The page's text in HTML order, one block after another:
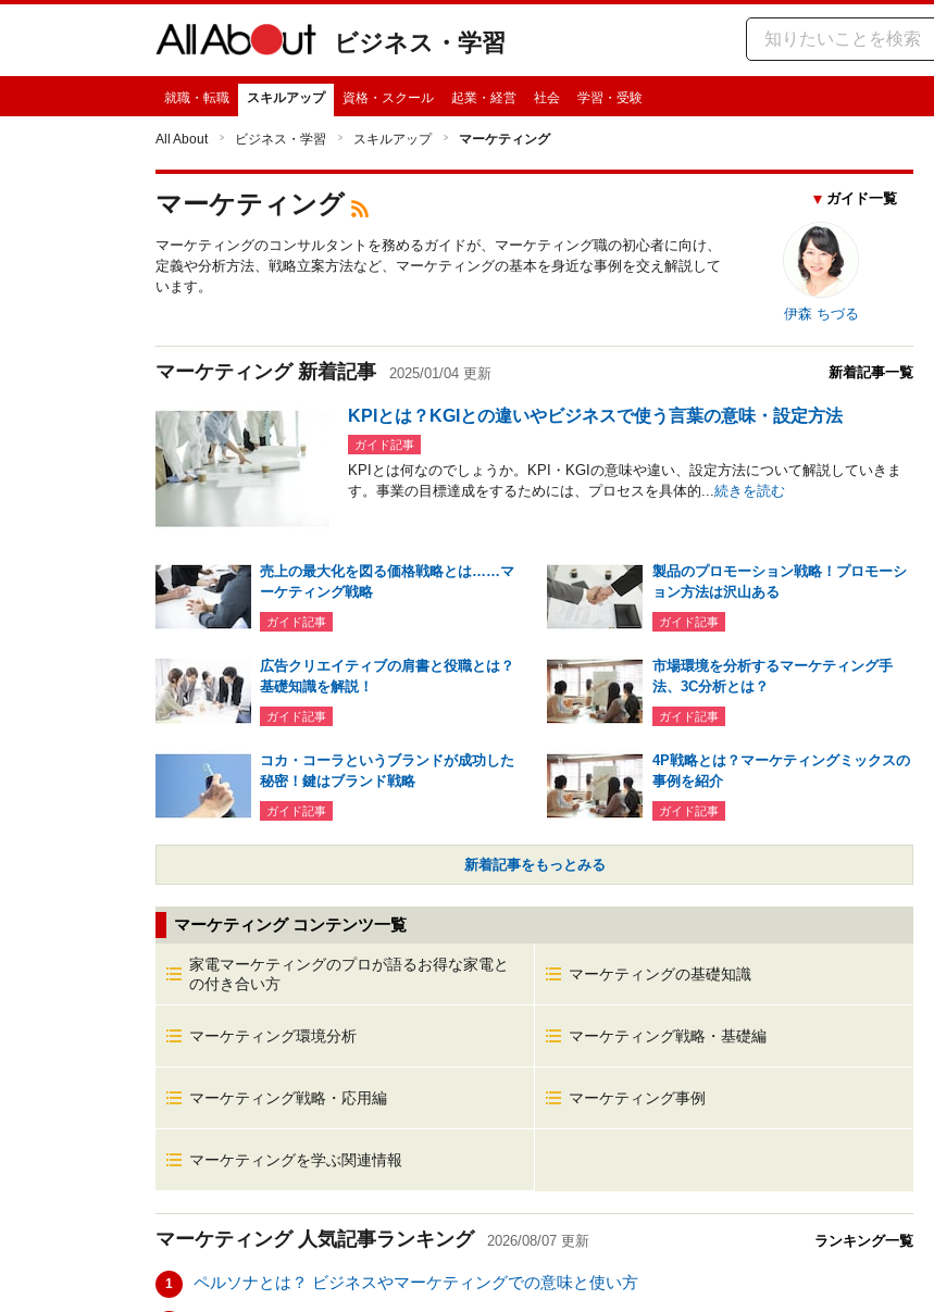
ビジネス・学習
就職・転職 スキルアップ 資格・スクール 起業・経営 社会 学習・受験
All About ビジネス・学習 スキルアップ マーケティング
マーケティング
マーケティングのコンサルタントを務めるガイドが、マーケティング職の初心者に向け、
定義や分析方法、戦略立案方法など、マーケティングの基本を身近な事例を交え解説して
います。
ガイド一覧
伊森 ちづる
マーケティング 新着記事 2025/01/04 更新 新着記事一覧
KPIとは？KGIとの違いやビジネスで使う言葉の意味・設定方法
ガイド記事
KPIとは何なのでしょうか。KPI・KGIの意味や違い、設定方法について解説していきま
す。事業の目標達成をするためには、プロセスを具体的...続きを読む
売上の最大化を図る価格戦略とは……マ
ーケティング戦略
ガイド記事
製品のプロモーション戦略！プロモーシ
ョン方法は沢山ある
ガイド記事
広告クリエイティブの肩書と役職とは？
基礎知識を解説！
ガイド記事
市場環境を分析するマーケティング手
法、3C分析とは？
ガイド記事
コカ・コーラというブランドが成功した
秘密！鍵はブランド戦略
ガイド記事
4P戦略とは？マーケティングミックスの
事例を紹介
ガイド記事
新着記事をもっとみる
マーケティング コンテンツ一覧
家電マーケティングのプロが語るお得な家電と
の付き合い方
マーケティングの基礎知識
マーケティング環境分析 マーケティング戦略・基礎編
マーケティング戦略・応用編 マーケティング事例
マーケティングを学ぶ関連情報
マーケティング人気記事ランキング 2026/08/07 更新 ランキング一覧
1 ペルソナとは？ ビジネスやマーケティングでの意味と使い方